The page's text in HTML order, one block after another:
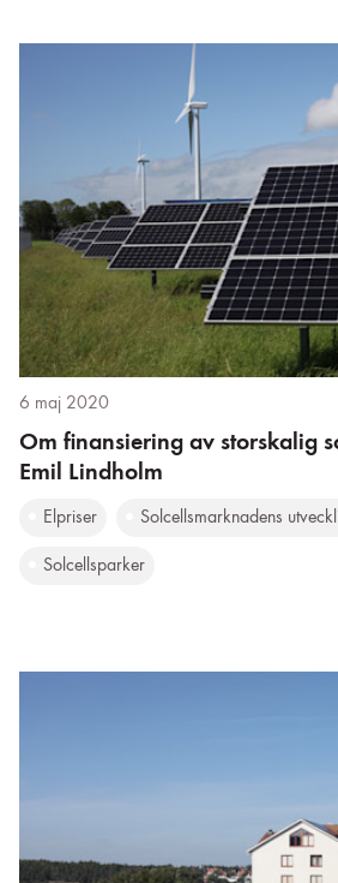
6 maj 2020
Om finansiering av storskalig
Emil Lindholm
Elpriser Solcellsmarknadens
Solcellsparker